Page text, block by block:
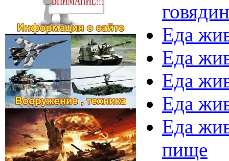
Еда
Еда
Еда
Еда
Еда
пище